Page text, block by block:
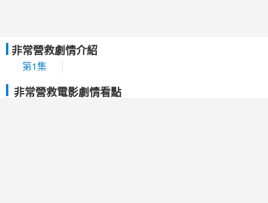
非常營救劇情介紹
第1集
非常營救電影劇情看點